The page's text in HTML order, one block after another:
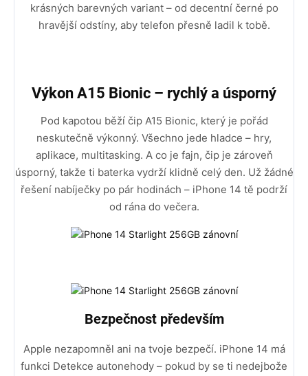
krásných barevných variant – od decentní černé po
hravější odstíny, aby telefon přesně ladil k tobě.
Výkon A15 Bionic – rychlý a úsporný
Pod kapotou běží čip A15 Bionic, který je pořád
neskutečně výkonný. Všechno jede hladce – hry,
aplikace, multitasking. A co je fajn, čip je zároveň
úsporný, takže ti baterka vydrží klidně celý den. Už žádné
řešení nabíječky po pár hodinách – iPhone 14 tě podrží
od rána do večera.
Bezpečnost především
Apple nezapomněl ani na tvoje bezpečí. iPhone 14 má
funkci Detekce autonehody – pokud by se ti nedejbože